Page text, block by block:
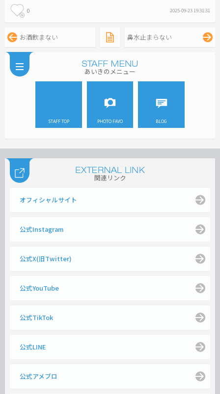
0 2025-09-23 19:31:31
お酒飲まない 鼻水止まらない
あいきのメニュー
STAFF TOP PHOTO FAVO BLOG
関連リンク
オフィシャルサイト
公式Instagram
公式X(旧Twitter)
公式YouTube
公式TikTok
公式LINE
公式アメブロ